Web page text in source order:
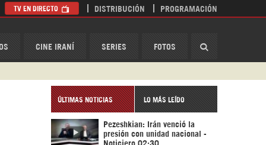
CINE IRANÍ SERIES FOTOS
TV EN DIRECTO DISTRIBUCIÓN PROGRAMACIÓN
ÚLTIMAS NOTICIAS LO MÁS LEÍDO
Pezeshkian: Irán venció la
presión con unidad nacional -
Noticiero 02:30